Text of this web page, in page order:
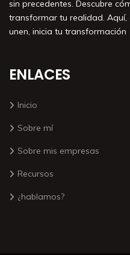
sin precedentes. Descubre
transformar tu realidad. Aquí,
unen, inicia tu transformación
ENLACES
Inicio
Sobre mí
Sobre mis empresas
Recursos
¿hablamos?